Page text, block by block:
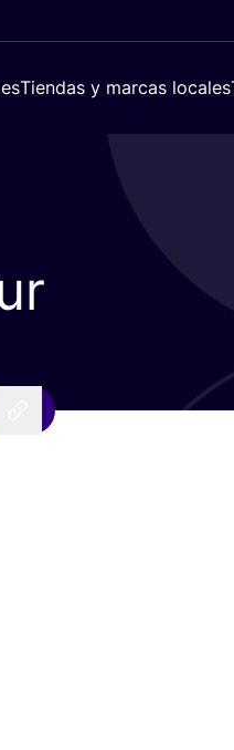
Tiendas y marcas locales